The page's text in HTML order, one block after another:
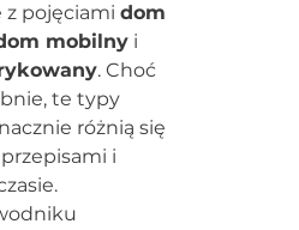
z pojęciami dom
mobilny i
. Choć
te typy
różnią się
i